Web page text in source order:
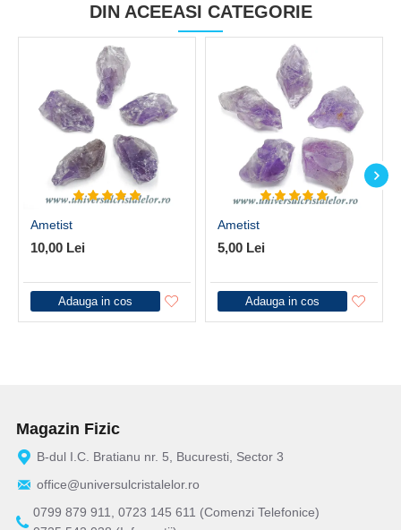
DIN ACEEASI CATEGORIE
Ametist
10,00 Lei
Adauga in cos
Ametist
5,00 Lei
Adauga in cos
Magazin Fizic
B-dul I.C. Bratianu nr. 5, Bucuresti, Sector 3
office@universulcristalelor.ro
0799 879 911, 0723 145 611 (Comenzi Telefonice)